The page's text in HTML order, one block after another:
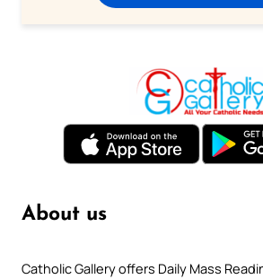
About us
Catholic Gallery offers Daily Mass